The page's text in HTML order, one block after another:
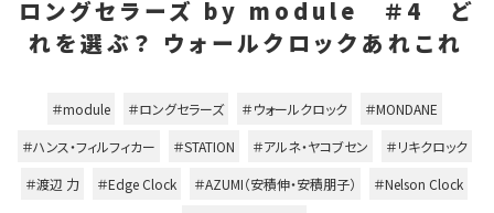
ロングセラーズ by module ＃4 ど
れを選ぶ？ ウォールクロックあれこれ
＃module ＃ロングセラーズ ＃ウォールクロック
＃MONDANE
＃ハンス・フィルフィカー
＃STATION ＃アルネ・ヤコブセン
＃リキクロック
＃渡辺 力
＃Edge Clock ＃AZUMI（安積伸・安積朋子）
＃Nelson Clock